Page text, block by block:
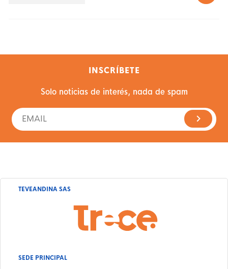
INSCRÍBETE
Solo noticias de interés, nada de spam
TEVEANDINA SAS
SEDE PRINCIPAL